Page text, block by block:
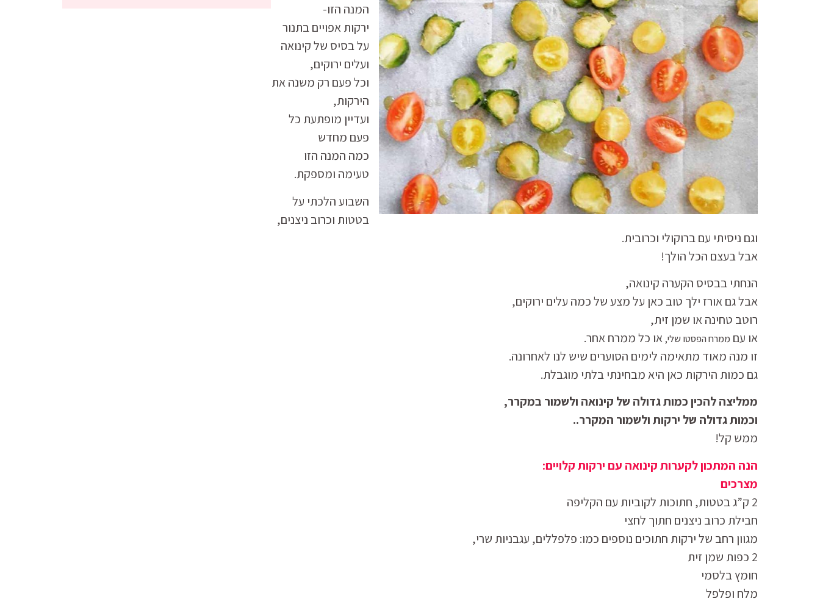
המנה הזו-
ירקות אפויים בתנור
על בסיס של קינואה
ועלים ירוקים,
וכל פעם רק משנה את
הירקות,
ועדיין מופתעת כל
פעם מחדש
כמה המנה הזו
טעימה ומספקת.
השבוע הלכתי על
בטטות וכרוב ניצנים,
וגם ניסיתי עם ברוקולי וכרובית.
אבל בעצם הכל הולך!
הנחתי בבסיס הקערה קינואה,
אבל גם אורז ילך טוב כאן על מצע של כמה עלים ירוקים,
רוטב טחינה או שמן זית,
או עם ממרח הפסטו שלי, או כל ממרח אחר.
זו מנה מאוד מתאימה לימים הסוערים שיש לנו לאחרונה.
גם כמות הירקות כאן היא מבחינתי בלתי מוגבלת.
ממליצה להכין כמות גדולה של קינואה ולשמור במקרר,
וכמות גדולה של ירקות ולשמור המקרר..
ממש קל!
הנה המתכון לקערות קינואה עם ירקות קלויים:
מצרכים
2 ק”ג בטטות, חתוכות לקוביות עם הקליפה
חבילת כרוב ניצנים חתוך לחצי
מגוון רחב של ירקות חתוכים נוספים כמו: פלפללים, עגבניות שרי,
2 כפות שמן זית
חומץ בלסמי
מלח ופלפל